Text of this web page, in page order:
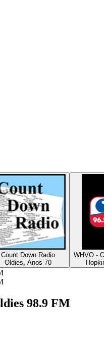
Count Down Radio
Oldies, Anos 70
WHVO -
98.9 FM